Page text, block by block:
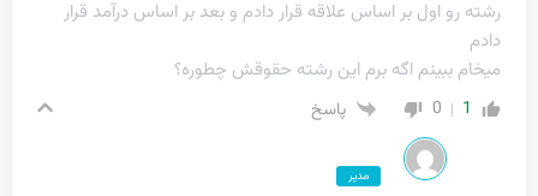
رشته رو اول بر اساس علاقه قرار دادم و بعد بر اساس درآمد‌ قرار
دادم
میخام ببینم اگه برم این رشته حقوقش‌ چطوره؟
1
0 پاسخ
مدیر